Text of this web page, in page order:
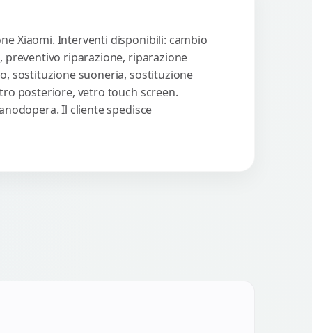
Xiaomi. Interventi disponibili: cambio
riparazione, riparazione
sostituzione suoneria, sostituzione
posteriore, vetro touch screen.
Il cliente spedisce